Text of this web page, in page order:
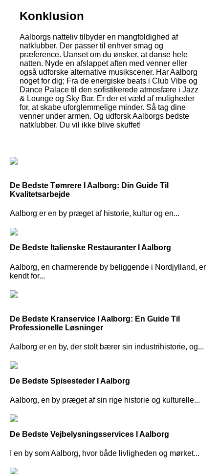
Konklusion
Aalborgs natteliv tilbyder en mangfoldighed af
natklubber. Der passer til enhver smag og
præference. Uanset om du ønsker, at danse hele
natten. Nyde en afslappet aften med venner eller
også udforske alternative musikscener. Har Aalborg
noget for dig; Fra de energiske beats i Club Vibe og
Dance Palace til den sofistikerede atmosfære i Jazz
& Lounge og Sky Bar. Er der et væld af muligheder
for, at skabe uforglemmelige minder. Så tag dine
venner under armen. Og udforsk Aalborgs bedste
natklubber. Du vil ikke blive skuffet!
De Bedste Tømrere I Aalborg: Din Guide Til
Kvalitetsarbejde
Aalborg er en by præget af historie, kultur og en...
De Bedste Italienske Restauranter I Aalborg
Aalborg, en charmerende by beliggende i Nordjylland, er
kendt for...
De Bedste Kranservice I Aalborg: En Guide Til
Professionelle Løsninger
Aalborg er en by, der stolt bærer sin industrihistorie, og...
De Bedste Spisesteder I Aalborg
Aalborg, en by præget af sin rige historie og kulturelle...
De Bedste Vejbelysningsservices I Aalborg
I en by som Aalborg, hvor både livligheden og mørket...